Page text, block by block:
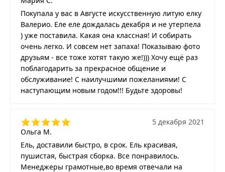
Покупала у вас в Августе искусственную литую елку
Валерио. Еле еле дождалась декабря и не утерпела
) уже поставила. Какая она классная! И собирать
очень легко. И совсем нет запаха! Показываю фото
друзьям - все тоже хотят такую же!))) Хочу ещё раз
поблагодарить за прекрасное общение и
обслуживание! С наилучшими пожеланиями! С
наступающим новым годом!!! Будьте здоровы!
Ольга М.
5 декабря 2021
Ель, доставили быстро, в срок. Ель красивая,
пушистая, быстрая сборка. Все понравилось.
Менеджеры грамотные,во время отвечали на